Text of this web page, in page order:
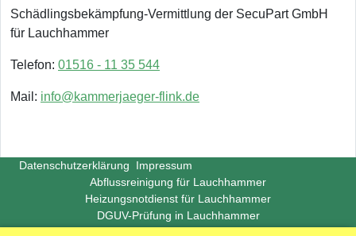
Schädlingsbekämpfung-Vermittlung der SecuPart GmbH
für Lauchhammer
Telefon: 01516 - 11 35 544
Mail: info@kammerjaeger-flink.de
Datenschutzerklärung
Impressum
Abflussreinigung für Lauchhammer
Heizungsnotdienst für Lauchhammer
DGUV-Prüfung in Lauchhammer